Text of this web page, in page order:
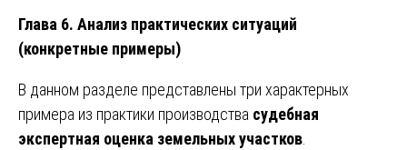
Глава 6. Анализ практических ситуаций
(конкретные примеры)
В данном разделе представлены три характерных
примера из практики производства судебная
экспертная оценка земельных участков